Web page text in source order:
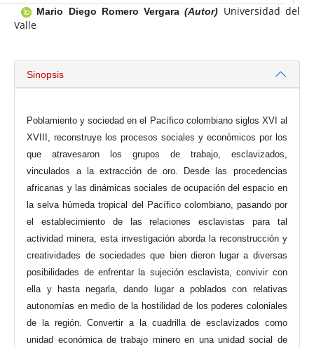
Mario Diego Romero Vergara(Autor) Universidad del
Valle
Sinopsis
Poblamiento y sociedad en el Pacífico colombiano siglos XVI al
XVIII, reconstruye los procesos sociales y económicos por los
que atravesaron los grupos de trabajo, esclavizados,
vinculados a la extracción de oro. Desde las procedencias
africanas y las dinámicas sociales de ocupación del espacio en
la selva húmeda tropical del Pacífico colombiano, pasando por
el establecimiento de las relaciones esclavistas para tal
actividad minera, esta investigación aborda la reconstrucción y
creatividades de sociedades que bien dieron lugar a diversas
posibilidades de enfrentar la sujeción esclavista, convivir con
ella y hasta negarla, dando lugar a poblados con relativas
autonomías en medio de la hostilidad de los poderes coloniales
de la región. Convertir a la cuadrilla de esclavizados como
unidad económica de trabajo minero en una unidad social de